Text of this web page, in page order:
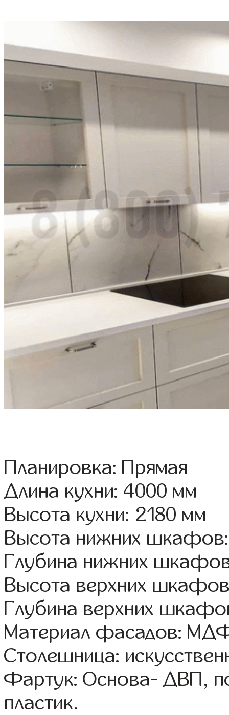
Планировка: Прямая
Длина кухни: 4000 мм
Высота кухни: 2180 мм
Высота нижних
Глубина нижних
Высота верхних
Глубина верхних
Материал фасадов:
Столешница:
Фартук: Основа- ДВП,
пластик.